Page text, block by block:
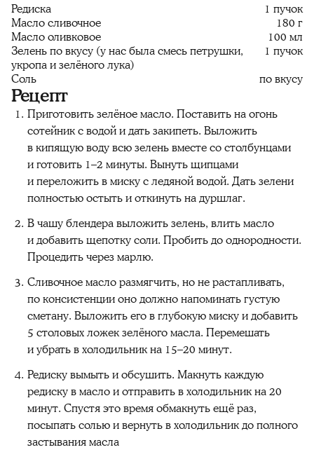
Редиска
1 пучок
Масло сливочное
180 г
Масло оливковое
100 мл
Зелень по вкусу (у нас была смесь петрушки,
укропа и зелёного лука)
1 пучок
Соль
по вкусу
Рецепт
Приготовить зелёное масло. Поставить на огонь
сотейник с водой и дать закипеть. Выложить
в кипящую воду всю зелень вместе со столбунцами
и готовить 1–2 минуты. Вынуть щипцами
и переложить в миску с ледяной водой. Дать зелени
полностью остыть и откинуть на дуршлаг.
В чашу блендера выложить зелень, влить масло
и добавить щепотку соли. Пробить до однородности.
Процедить через марлю.
Сливочное масло размягчить, но не растапливать,
по консистенции оно должно напоминать густую
сметану. Выложить его в глубокую миску и добавить
5 столовых ложек зелёного масла. Перемешать
и убрать в холодильник на 15–20 минут.
Редиску вымыть и обсушить. Макнуть каждую
редиску в масло и отправить в холодильник на 20
минут. Спустя это время обмакнуть ещё раз,
посыпать солью и вернуть в холодильник до полного
застывания масла